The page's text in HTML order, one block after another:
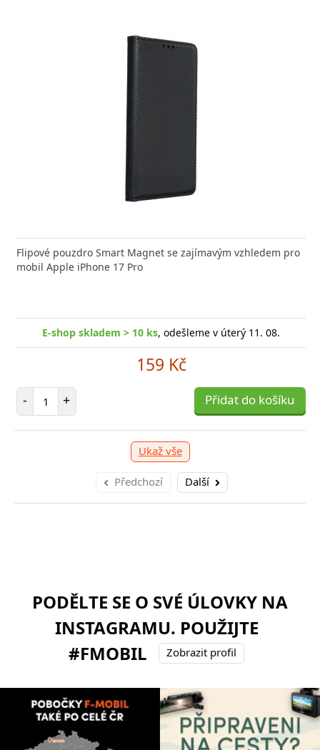
Flipové pouzdro Smart Magnet se zajímavým vzhledem pro
mobil Apple iPhone 17 Pro
E-shop skladem > 10 ks, odešleme v úterý 11. 08.
159 Kč
- Počet položek
+ Přidat do košíku
Ukaž vše
Předchozí Další
FIXED zajistí rychlé a bezpečné nabíjení
moderního smartphonu,
skladem > 10 ks, odešleme v úterý 11. 08.
položek
+ Přidat do košíku -
PODĚLTE SE O SVÉ ÚLOVKY NA
INSTAGRAMU. POUŽIJTE
#FMOBIL
Zobrazit profil